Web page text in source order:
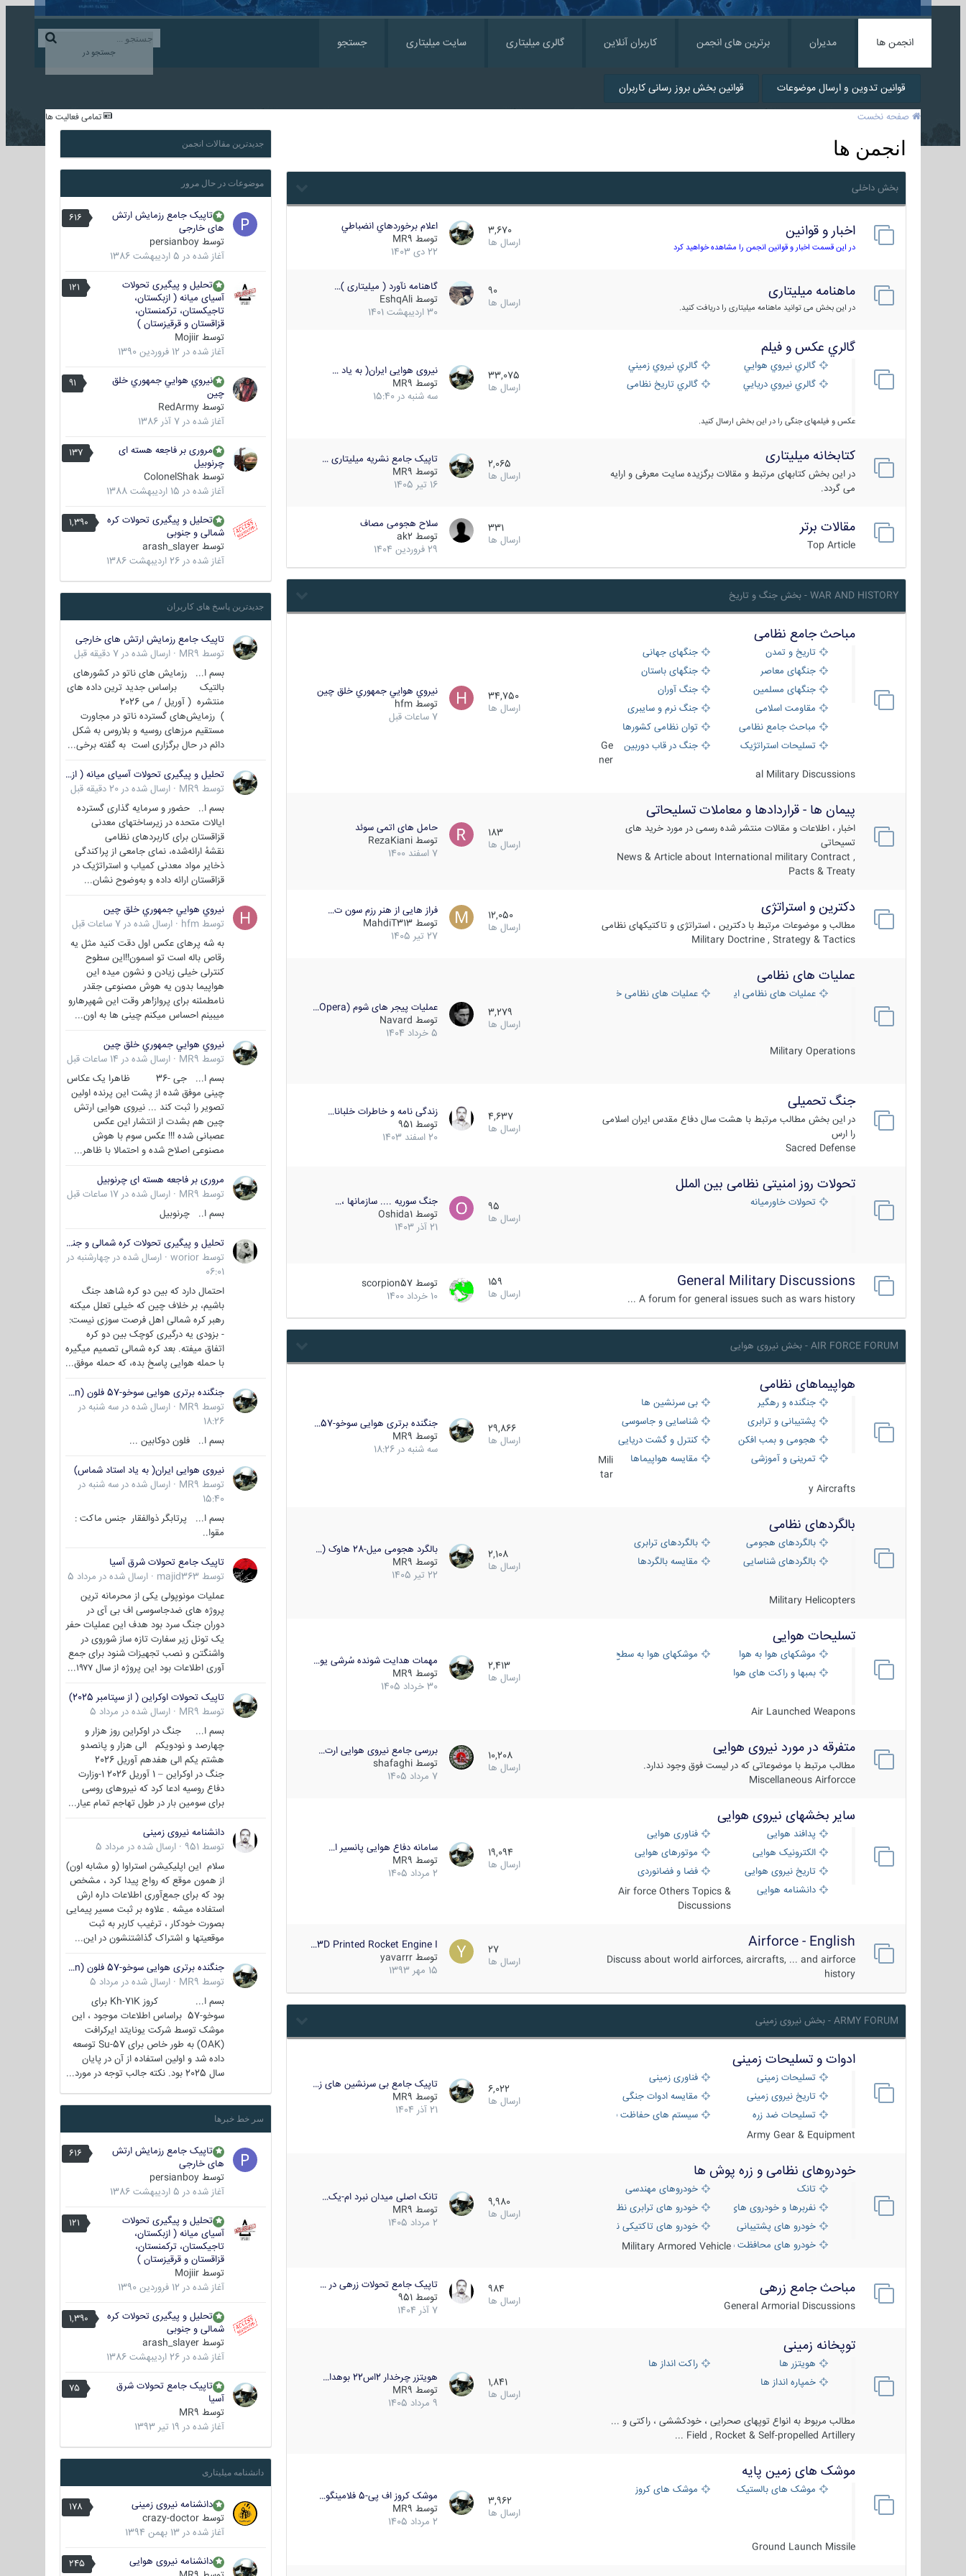
جستجو در
انجمن ها مدیران برترین های انجمن کاربران آنلاین گالری میلیتاری سایت میلیتاری جستجو
قوانین تدوین و ارسال موضوعات قوانین بخش بروز رسانی کاربران
تمامی فعالیت ها صفحه نخست
انجمن ها
بخش داخلی
اخبار و قوانین
در این قسمت اخبار و قوانین انجمن را مشاهده خواهید کرد
3,670
ارسال ها
اعلام برخوردهاي انضباطي
توسط MR9
22 دی 1403
ماهنامه میلیتاری
در این بخش می توانید ماهنامه میلیتاری را دریافت کنید.
90
ارسال ها
گاهنامه نآورد ( میلیتاری )…
توسط EshqAli
30 اردیبهشت 1401
گالري عكس و فيلم
گالري نيروي هوايي
گالري نيروي زميني
گالري نيروي دريايي
گالري تاریخ نظامی
عکس و فیلمهای جنگی را در این بخش ارسال کنید.
33,075
ارسال ها
نیروی هوایی ایران( به یاد …
توسط MR9
سه شنبه در 15:40
کتابخانه میلیتاری
در این بخش کتابهای مرتبط و مقالات برگزیده سایت معرفی و ارایه
می گردد.
2,065
ارسال ها
تاپیک جامع نشریه میلیتاری …
توسط MR9
16 تیر 1405
مقالات برتر
Top Article
331
ارسال ها
سلاح هجومی مصاف
توسط ak2
29 فروردین 1404
WAR AND HISTORY - بخش جنگ و تاریخ
مباحث جامع نظامی
تاریخ و تمدن
جنگهای جهانی
جنگهای معاصر
جنگهای باستان
جنگهای مسلمین
جنگ آوران
مقاومت اسلامی
جنگ نرم و سایبری
مباحث جامع نظامی
توان نظامی کشورها
تسلیحات استراتژیک
جنگ در قاب دوربین
Ge
ner
al Military Discussions
34,750
ارسال ها
نيروي هوايي جمهوري خلق چين
توسط hfm
7 ساعات قبل
پیمان ها - قراردادها و معاملات تسلیحاتی
اخبار ، اطلاعات و مقالات منتشر شده رسمی در مورد خرید های
تسیحاتی
News & Article about International military Contract ,
Pacts & Treaty
183
ارسال ها
حامل های اتمی سوئد
توسط RezaKiani
7 اسفند 1400
دکترین و استراتژی
مطالب و موضوعات مرتبط با دکترین ، استراتژی و تاکتیکهای نظامی
Military Doctrine , Strategy & Tactics
12,050
ارسال ها
فراز هایی از هنر رزم سون ت…
توسط MahdiT313
27 تیر 1405
عملیات های نظامی
عملیات های نظامی ایران عملیات های نظامی خارجی
Military Operations
3,279
ارسال ها
عملیات پیجر های شوم (Opera…
توسط Navard
5 خرداد 1404
جنگ تحمیلی
در این بخش مطالب مرتبط با هشت سال دفاع مقدس ایران اسلامی
را ارس
Sacred Defense
4,637
ارسال ها
زندگی نامه و خاطرات خلبانا…
توسط 951
20 اسفند 1403
تحولات روز امنیتی نظامی بین الملل
تحولات خاورمیانه
95
ارسال ها
جنگ سوریه .... سازمانها ،…
توسط Oshida1
21 آذر 1403
General Military Discussions
A forum for general issues such as wars history ...
159
ارسال ها
توسط scorpion57
10 خرداد 1400
AIR FORCE FORUM - بخش نیروی هوایی
هواپیماهای نظامی
جنگنده و رهگیر
بی سرنشین ها
پشتیبانی و ترابری
شناسایی و جاسوسی
هجومی و بمب افکن
کنترل و گشت دریایی
تمرینی و آموزشی
مقایسه هواپیماها
Mili
tar
y Aircrafts
29,866
ارسال ها
جنگنده برتری هوایی سوخو-57…
توسط MR9
سه شنبه در 18:26
بالگردهای نظامی
بالگردهای هجومی
بالگردهای ترابری
بالگردهای شناسایی
مقایسه بالگردها
Military Helicopters
2,108
ارسال ها
بالگرد هجومی میل-28 هاوک (…
توسط MR9
22 تیر 1405
تسلیحات هوایی
موشکهای هوا به هوا
موشکهای هوا به سطح
بمبها و راکت های هوایی
Air Launched Weapons
2,413
ارسال ها
مهمات هدایت شونده سُرشی یو…
توسط MR9
30 خرداد 1405
متفرقه در مورد نیروی هوایی
مطالب مرتبط با موضوعاتی که در لیست فوق وجود ندارد.
Miscellaneous Airforcce
10,208
ارسال ها
بررسی جامع نیروی هوایی ارت…
توسط shafaghi
7 مرداد 1405
سایر بخشهای نیروی هوایی
پدافند هوایی
فناوری هوایی
الکترونیک هوایی
موتورهای هوایی
تاریخ نیروی هوایی
فضا و فضانوردی
دانشنامه هوایی
Air force Others Topics &
Discussions
19,094
ارسال ها
سامانه دفاع هوایی پانسیر ا…
توسط MR9
2 مرداد 1405
Airforce - English
Discuss about world airforces, aircrafts, ... and airforce
history
27
ارسال ها
3D Printed Rocket Engine I…
توسط yavarrr
15 مهر 1393
ARMY FORUM - بخش نیروی زمینی
ادوات و تسلیحات زمینی
تسلیحات زمینی
فناوری زمینی
تاریخ نیروی زمینی
مقایسه ادوات جنگی
تسلیحات ضد زره
سیستم های حفاظت فعال
Army Gear & Equipment
6,022
ارسال ها
تاپیک جامع بی سرنشین های ز…
توسط MR9
21 آذر 1404
خودروهای نظامی و زره پوش ها
تانک
خودروهای مهندسی
نفربرها و خودروی های رزمی پیاده نظامخودرو های ترابری نظامی
خودرو های پشتیبانی آتش ، شناسایی و ضد تانک
خودرو های تاکتیکی نظامی
خودرو های محافظت شدهMilitary Armored Vehicle
9,980
ارسال ها
تانک اصلی میدان نبرد ام-یک…
توسط MR9
2 مرداد 1405
مباحث جامع زرهی
General Armorial Discussions
984
ارسال ها
تاپیک جامع تحولات زرهی در …
توسط 951
7 آذر 1404
توپخانه زمینی
هویتزر ها
راکت انداز ها
خمپاره انداز ها
مطالب مربوط به انواع توپهای صحرایی ، خودکششی ، راکتی و ...
Field , Rocket & Self-propelled Artillery ...
1,841
ارسال ها
هویتزر چرخدار 2اس22 بوهدا…
توسط MR9
9 مرداد 1405
موشک های زمین پایه
موشک های بالستیک موشک های کروز
Ground Launch Missile
3,962
ارسال ها
موشک کروز اف پی-5 فلامینگو…
توسط MR9
2 مرداد 1405
جدیدترین مقالات انجمن
موضوعات در حال مرور
616
تاپیک جامع رزمایش ارتش
های خارجی
توسط persianboy
آغاز شده در 5 اردیبهشت 1386
121
تحلیل و پیگیری تحولات
آسیای میانه ( ازبکستان،
تاجیکستان، ترکمنستان،
قزاقستان و قرقیزستان )
توسط Mojiir
آغاز شده در 12 فروردین 1390
91
نيروي هوايي جمهوري خلق
چين
توسط RedArmy
آغاز شده در 7 آذر 1386
137
مروری بر فاجعه هسته ای
چرنوبیل
توسط ColonelShak
آغاز شده در 15 اردیبهشت 1388
1,390
تحلیل و پیگیری تحولات کره
شمالی و جنوبی
توسط arash_slayer
آغاز شده در 26 اردیبهشت 1386
جدیدترین پاسخ های کاربران
تاپیک جامع رزمایش ارتش های خارجی
توسط MR9
· ارسال شده در 7 دقیقه قبل
بسم ا... رزمایش های ناتو در کشورهای
بالتیک براساس جدید ترین داده های
منتشره ( آوریل / می 2026
) رزمایش‌های گسترده ناتو در مجاورت
مستقیم مرزهای روسیه و بلاروس به شکل
دائم در حال برگزاری است به گفته برخی...
تحلیل و پیگیری تحولات آسیای میانه ( ازبکستان، تاجیکستان، ترکمنستان، قزاقستان و قرقیزستان )
توسط MR9
· ارسال شده در 20 دقیقه قبل
بسم ا.. حضور و سرمایه گذاری گسترده
ایالات متحده در زیرساختهای معدنی
قزاقستان برای کاربردهای نظامی
نقشهٔ ارائه‌شده، نمای جامعی از پراکندگی
ذخایر مواد معدنی کمیاب و استراتژیک در
قزاقستان ارائه داده و به‌وضوح نشان...
نيروي هوايي جمهوري خلق چين
توسط hfm
· ارسال شده در 7 ساعات قبل
به شه پرهای عکس اول دقت کنید مثل یه
رقاص باله است تو اسمون!!این سطوح
کنترلی خیلی زیادن و نشون میده این
هواپیما بدون یه هوش مصنوعی جقدر
نامطمئنه برای پرواز!هر وقت این شهپرهارو
میبینم احساس میکنم چینی ها به اون...
نيروي هوايي جمهوري خلق چين
توسط MR9
· ارسال شده در 14 ساعات قبل
بسم ا... جی -36 ظاهرا یک عکاس
چینی موفق شده از پشت این پرنده اولین
تصویر را ثبت کند ... نیروی هوایی ارتش
چین هم بشدت از انتشار این عکس
عصبانی شده !!! عکس سوم با هوش
مصنوعی اصلاح شده و احتمالا با ظاهر...
مروری بر فاجعه هسته ای چرنوبیل
توسط MR9
· ارسال شده در 17 ساعات قبل
بسم ا.. چرنوبیل
تحلیل و پیگیری تحولات کره شمالی و جنوبی
توسط worior
· ارسال شده در چهارشنبه در
06:01
احتمال دارد که بین دو کره شاهد جنگ
باشیم، بر خلاف چین که خیلی تعلل میکنه
رهبر کره شمالی اهل فرصت سوزی نیست:
- بزودی یه درگیری کوچک بین دو کره
اتفاق میفته. بعد کره شمالی تصمیم میگیره
با حمله هوایی پاسخ بده، که حمله موفق...
جنگنده برتری هوایی سوخو-57 فلون (Su-57/Felon)
توسط MR9
· ارسال شده در سه شنبه در
18:26
بسم ا.. فلون دوکابین ...
نیروی هوایی ایران( به یاد استاد شماس)
توسط MR9
· ارسال شده در سه شنبه در
15:40
بسم ا... پرتابگر ذوالفقار جنس ماکت :
مقوا..
تاپیک جامع تحولات شرق آسیا
توسط majid363
· ارسال شده در مرداد 5
عملیات مونوپولی یکی از محرمانه ترین
پروژه های ضدجاسوسی اف بی آی در
دوران جنگ سرد بود هدف این عملیات حفر
یک تونل زیر سفارت تازه ساز شوروی در
واشنگتن و نصب تجهیزات شنود برای جمع
آوری اطلاعات بود این پروژه از سال ۱۹۷۷...
تاپیک تحولات اوکراین ( از سپتامبر 2025)
توسط MR9
· ارسال شده در مرداد 5
بسم ا... جنگ در اوکراین روز هزار و
چهارصد و نودویکم الی هزار و پانصدو
هشتم یکم الی هفدهم آوریل 2026
جنگ در اوکراین – 1 آوریل 2026 1-وزارت
دفاع روسیه ادعا کرد که نیروهای روسی
برای سومین بار در طول تهاجم تمام عیار...
دانشنامه نیروی زمینی
توسط 951
· ارسال شده در مرداد 5
سلام این اپلیکیشن استراوا (و مشابه اون)
از همون موقع که رواج پیدا کرد ، مشخص
بود که برای جمع‌آوری اطلاعات داره ارش
استفاده میشه . علاوه بر ثبت مسیر پیمایی
بصورت خودکار ، ترغیب کاربر به ثبت
موقعیتها و اشتراک‌ گذاشتنشون در این...
جنگنده برتری هوایی سوخو-57 فلون (Su-57/Felon)
توسط MR9
· ارسال شده در مرداد 5
بسم ا... کروز Kh-71K برای
سوخو-57 براساس اطلاعات موجود ، این
موشک توسط شرکت یونایتد ایرکرافت
(OAK) به طور خاص برای Su-57 توسعه
داده شد و اولین استفاده از آن در پایان
سال 2025 بود. نکته جالب توجه در مورد...
سر خط خبرها
616
تاپیک جامع رزمایش ارتش
های خارجی
توسط persianboy
آغاز شده در 5 اردیبهشت 1386
121
تحلیل و پیگیری تحولات
آسیای میانه ( ازبکستان،
تاجیکستان، ترکمنستان،
قزاقستان و قرقیزستان )
توسط Mojiir
آغاز شده در 12 فروردین 1390
1,390
تحلیل و پیگیری تحولات کره
شمالی و جنوبی
توسط arash_slayer
آغاز شده در 26 اردیبهشت 1386
75
تاپیک جامع تحولات شرق
آسیا
توسط MR9
آغاز شده در 19 تیر 1393
دانشنامه میلیتاری
178
دانشنامه نیروی زمینی
توسط crazy-doctor
آغاز شده در 13 بهمن 1394
245
دانشنامه نیروی هوایی